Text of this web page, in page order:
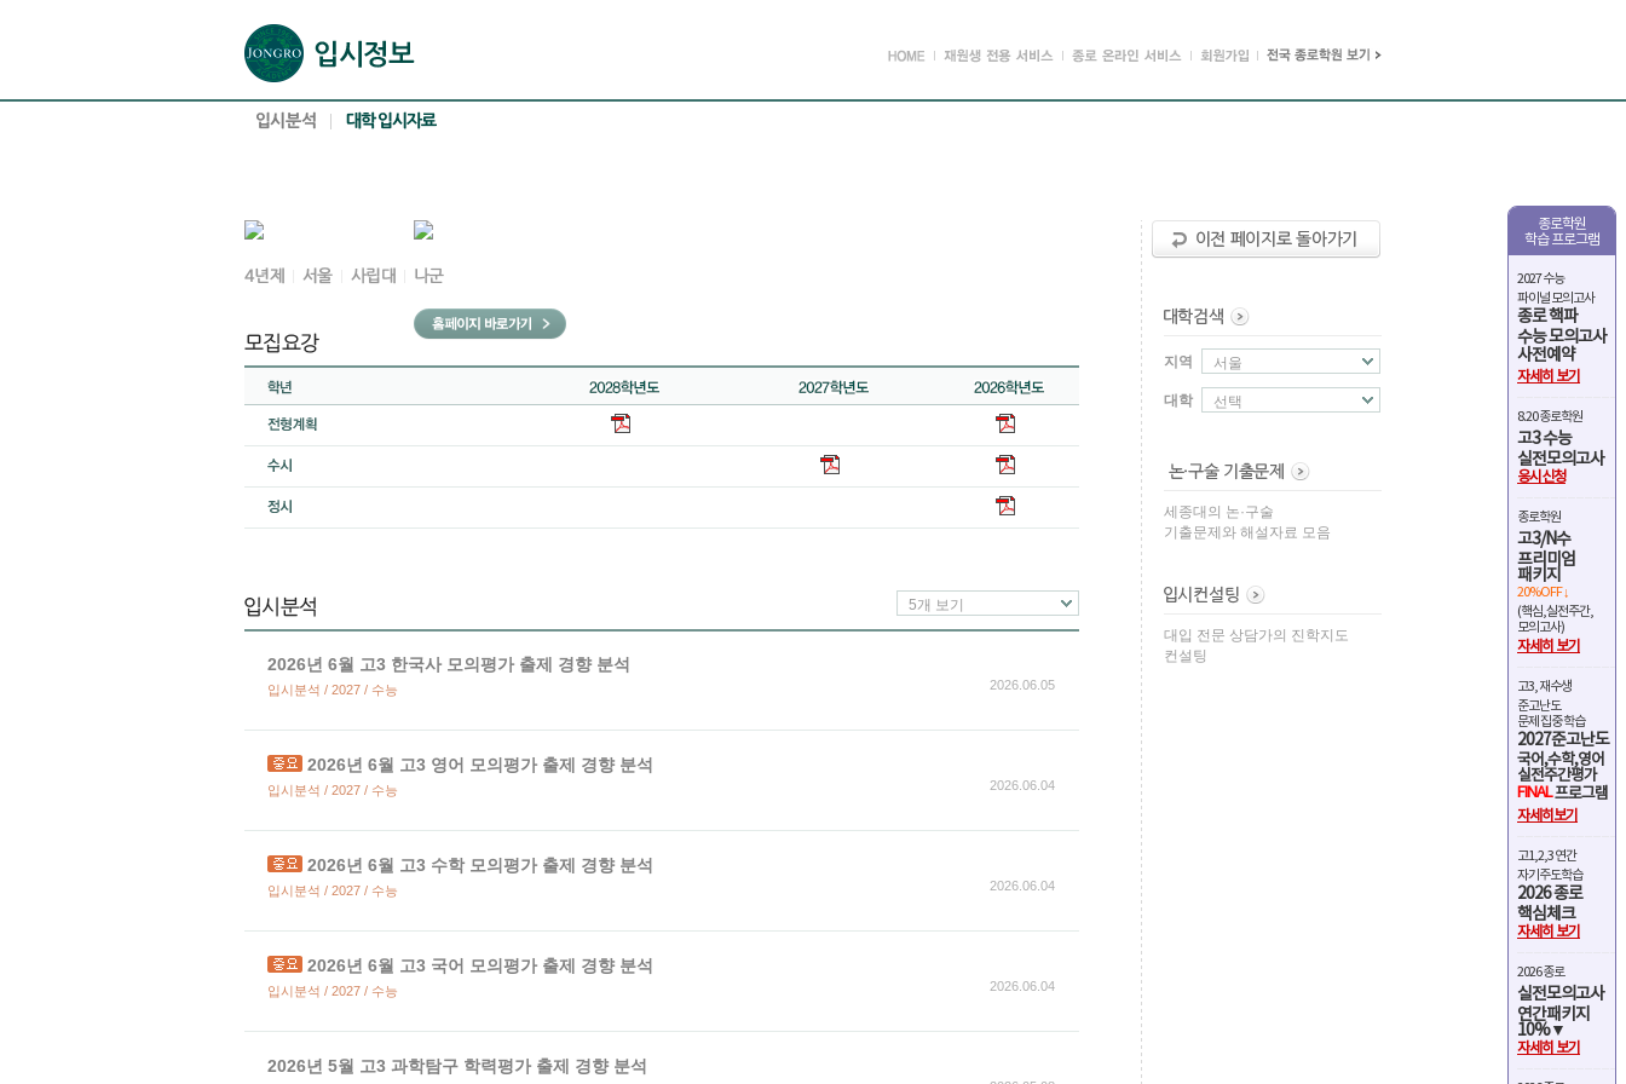
종로학원
학습 프로그램
2027 수능
파이널 모의고사
종로 핵파
수능 모의고사
사전예약
자세히 보기
8.20 종로학원
고3 수능
실전모의고사
응시신청
종로학원
고3/N수
프리미엄
패키지
20%OFF ↓
(핵심,실전주간,
모의고사)
자세히 보기
고3, 재수생
준고난도
문제 집중 학습
2027준고난도
국어,수학,영어
실전주간평가
FINAL프로그램
자세히보기
고1,2,3 연간
자기주도학습
2026 종로
핵심체크
자세히 보기
2026 종로
실전모의고사
연간패키지
10%▼
자세히 보기
5개 보기
2026년 6월 고3 한국사 모의평가 출제 경향 분석
입시분석 / 2027 / 수능 2026.06.05
2026년 6월 고3 영어 모의평가 출제 경향 분석
입시분석 / 2027 / 수능 2026.06.04
2026년 6월 고3 수학 모의평가 출제 경향 분석
입시분석 / 2027 / 수능 2026.06.04
2026년 6월 고3 국어 모의평가 출제 경향 분석
입시분석 / 2027 / 수능 2026.06.04
2026년 5월 고3 과학탐구 학력평가 출제 경향 분석
지역 서울
대학 선택
세종대의 논·구술
기출문제와 해설자료 모음
대입 전문 상담가의 진학지도
컨설팅